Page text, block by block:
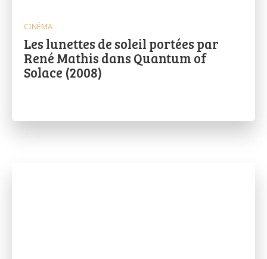
CINÉMA
Les lunettes de soleil portées par
René Mathis dans Quantum of
Solace (2008)